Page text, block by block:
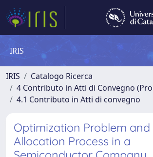
IRIS
IRIS
Catalogo Ricerca
4 Contributo in Atti di Convegno
4.1 Contributo in Atti di convegno
Optimization Problem
Allocation Process in a